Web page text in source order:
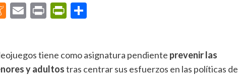
Meneame
EmailPrintPrintFriendly
tiene como asignatura pendiente prevenir las
y adultostras centrar sus esfuerzos en las políticas de